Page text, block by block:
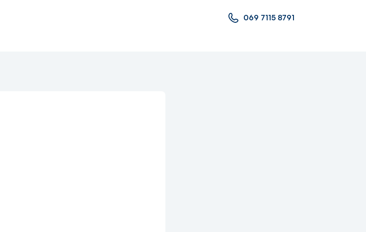
069 7115 8791